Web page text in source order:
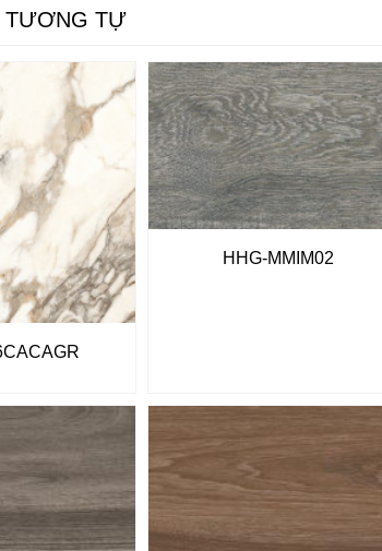
TƯƠNG TỰ
HHG-MMIM02
Gạch ốp lát giá rẻ tại Quảng